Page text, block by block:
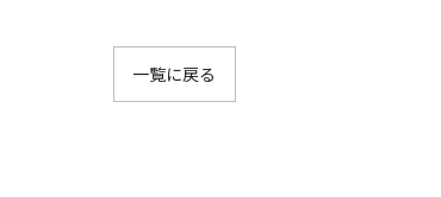
一覧に戻る